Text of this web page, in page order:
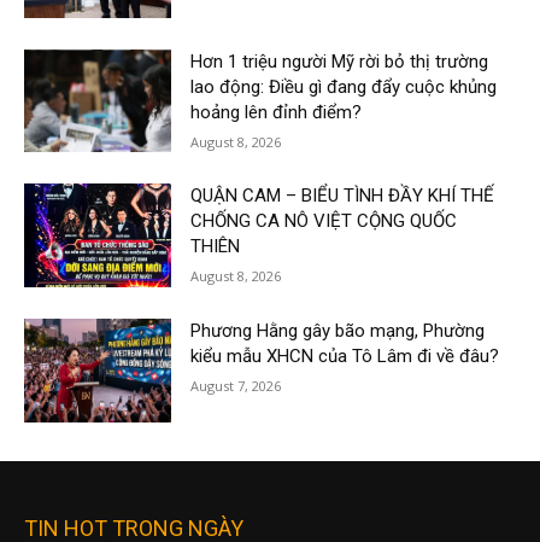
Hơn 1 triệu người Mỹ rời bỏ thị trường
lao động: Điều gì đang đẩy cuộc khủng
hoảng lên đỉnh điểm?
August 8, 2026
QUẬN CAM – BIỂU TÌNH ĐẦY KHÍ THẾ
CHỐNG CA NÔ VIỆT CỘNG QUỐC
THIÊN
August 8, 2026
Phương Hằng gây bão mạng, Phường
kiểu mẫu XHCN của Tô Lâm đi về đâu?
August 7, 2026
TIN HOT TRONG NGÀY